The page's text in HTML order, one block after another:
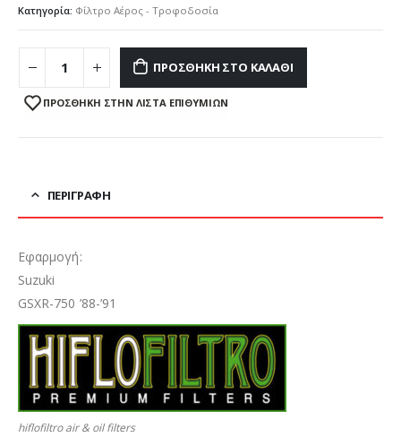
Κατηγορία: Φίλτρο Αέρος - Τροφοδοσία
ΠΡΟΣΘΉΚΗ ΣΤΟ ΚΑΛΆΘΙ
ΠΡΌΣΘΉΚΗ ΣΤΗΝ ΛΊΣΤΑ ΕΠΙΘΥΜΙΏΝ
ΠΕΡΙΓΡΑΦΉ
Εφαρμογή:
Suzuki
GSXR-750 ’88-’91
hiflofiltro air & oil filters